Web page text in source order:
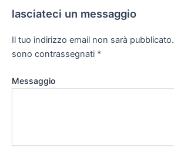
lasciateci un messaggio
Il tuo indirizzo email non sarà pubblicato.
sono contrassegnati *
Messaggio